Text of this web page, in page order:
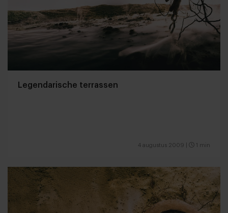
Legendarische terrassen
4 augustus 2009 1 min